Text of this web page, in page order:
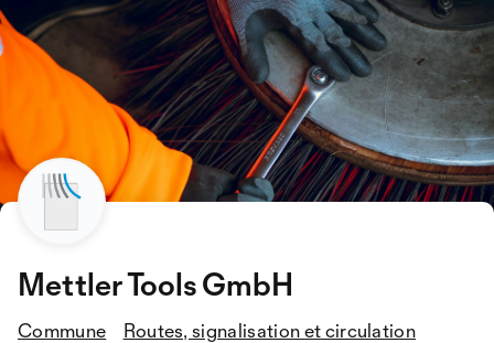
Mettler Tools GmbH
Commune
Routes, signalisation et circulation